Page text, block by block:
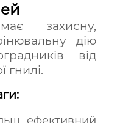
захисну,
дію
від
гнилі.